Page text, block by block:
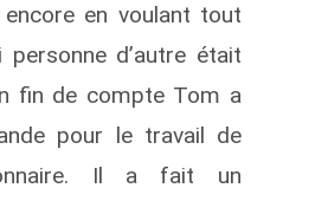
en voulant tout
d’autre était
fin de compte Tom a
pour le travail de
Il a fait un